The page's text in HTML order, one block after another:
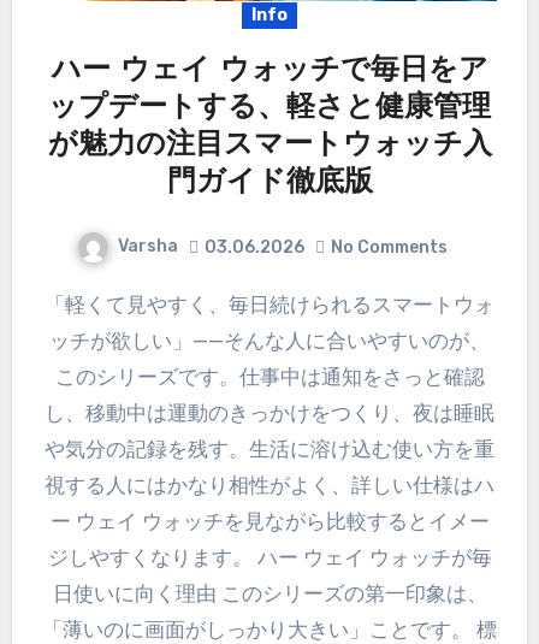
Info
ハー ウェイ ウォッチで毎日をア
ップデートする、軽さと健康管理
が魅力の注目スマートウォッチ入
門ガイド徹底版
Varsha 03.06.2026 No Comments
「軽くて見やすく、毎日続けられるスマートウォ
ッチが欲しい」——そんな人に合いやすいのが、
このシリーズです。仕事中は通知をさっと確認
し、移動中は運動のきっかけをつくり、夜は睡眠
や気分の記録を残す。生活に溶け込む使い方を重
視する人にはかなり相性がよく、詳しい仕様はハ
ー ウェイ ウォッチを見ながら比較するとイメー
ジしやすくなります。 ハー ウェイ ウォッチが毎
日使いに向く理由 このシリーズの第一印象は、
「薄いのに画面がしっかり大きい」ことです。 標